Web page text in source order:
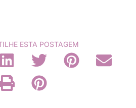
ESTA POSTAGEM